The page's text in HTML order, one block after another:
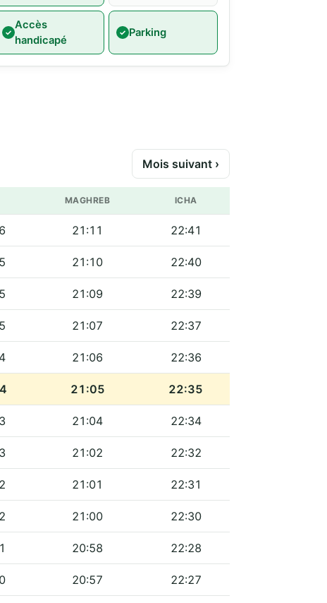
Accès
handicapé
Parking
Mois suivant ›
MAGHREB ICHA
21:11 22:41
21:10 22:40
21:09 22:39
21:07 22:37
21:06 22:36
21:05 22:35
21:04 22:34
21:02 22:32
21:01 22:31
21:00 22:30
20:58 22:28
20:57 22:27